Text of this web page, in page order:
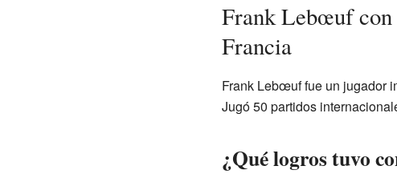
Frank Lebœuf con
Francia
Frank Lebœuf fue un jugador
Jugó 50 partidos
¿Qué logros tuvo